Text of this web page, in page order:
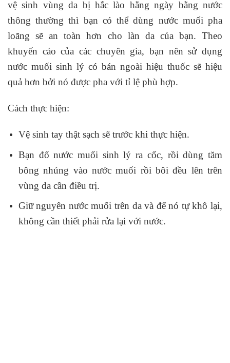
vệ sinh vùng da bị hắc lào hằng ngày bằng nước
thông thường thì bạn có thể dùng nước muối pha
loãng sẽ an toàn hơn cho làn da của bạn. Theo
khuyến cáo của các chuyên gia, bạn nên sử dụng
nước muối sinh lý có bán ngoài hiệu thuốc sẽ hiệu
quả hơn bởi nó được pha với tỉ lệ phù hợp.
Cách thực hiện:
Vệ sinh tay thật sạch sẽ trước khi thực hiện.
Bạn đổ nước muối sinh lý ra cốc, rồi dùng tăm
bông nhúng vào nước muối rồi bôi đều lên trên
vùng da cần điều trị.
Giữ nguyên nước muối trên da và để nó tự khô lại,
không cần thiết phải rửa lại với nước.